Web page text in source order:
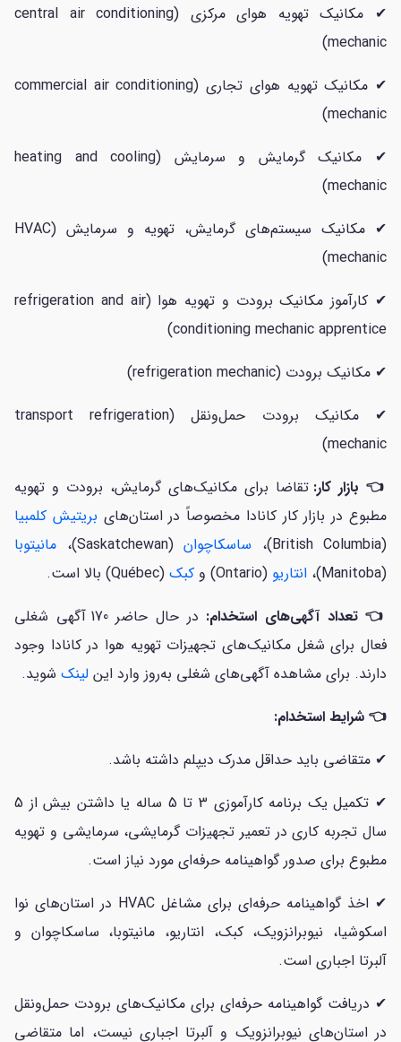
✔ مکانیک تهویه هوای مرکزی (central air conditioning
mechanic)
✔ مکانیک تهویه هوای تجاری (commercial air conditioning
mechanic)
✔ مکانیک گرمایش و سرمایش (heating and cooling
mechanic)
✔ مکانیک سیستم‌های گرمایش، تهویه و سرمایش (HVAC
mechanic)
✔ کارآموز مکانیک برودت و تهویه هوا (refrigeration and air
conditioning mechanic apprentice)
✔ مکانیک برودت (refrigeration mechanic)
✔ مکانیک برودت حمل‌ونقل (transport refrigeration
mechanic)
👈 بازار کار: تقاضا برای مکانیک‌های گرمایش، برودت و تهویه
مطبوع در بازار کار کانادا مخصوصاً در استان‌های بریتیش کلمبیا
(British Columbia)،
ساسکاچوان (Saskatchewan)،
مانیتوبا
(Manitoba)،
انتاریو (Ontario) و کبک (Québec) بالا است.
👈 تعداد آگهی‌های استخدام:
در حال حاضر 170 آگهی شغلی
فعال برای شغل مکانیک‌های تجهیزات تهویه هوا در کانادا وجود
دارند. برای مشاهده آگهی‌های شغلی به‌روز وارد این لینک شوید.
👈 شرایط استخدام:
✔ متقاضی باید حداقل مدرک دیپلم داشته باشد.
✔ تکمیل یک برنامه کارآموزی 3 تا 5 ساله یا داشتن بیش از 5
سال تجربه کاری در تعمیر تجهیزات گرمایشی، سرمایشی و تهویه
مطبوع برای صدور گواهینامه حرفه‌ای مورد نیاز است.
✔ اخذ گواهینامه حرفه‌ای برای مشاغل HVAC در استان‌های نوا
اسکوشیا، نیوبرانزویک، کبک، انتاریو، مانیتوبا، ساسکاچوان و
آلبرتا اجباری است.
✔ دریافت گواهینامه حرفه‌ای برای مکانیک‌های برودت حمل‌ونقل
در استان‌های نیوبرانزویک و آلبرتا اجباری نیست، اما متقاضی